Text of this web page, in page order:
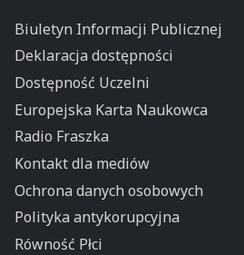
Biuletyn Informacji Publicznej
Deklaracja dostępności
Dostępność Uczelni
Europejska Karta Naukowca
Radio Fraszka
Kontakt dla mediów
Ochrona danych osobowych
Polityka antykorupcyjna
Równość Płci